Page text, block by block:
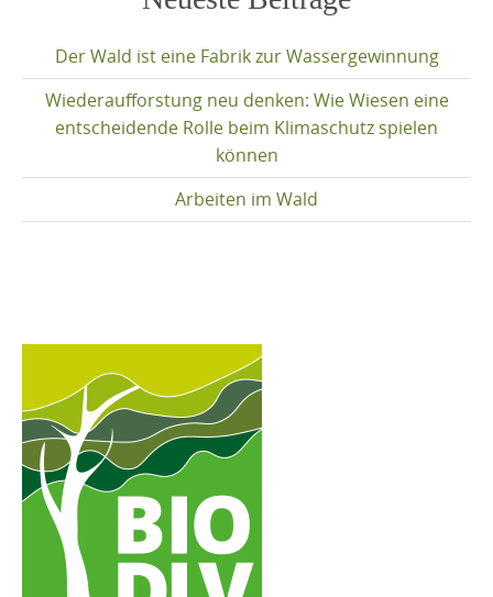
Der Wald ist eine Fabrik zur Wassergewinnung
Wiederaufforstung neu denken: Wie Wiesen eine
entscheidende Rolle beim Klimaschutz spielen
können
Arbeiten im Wald